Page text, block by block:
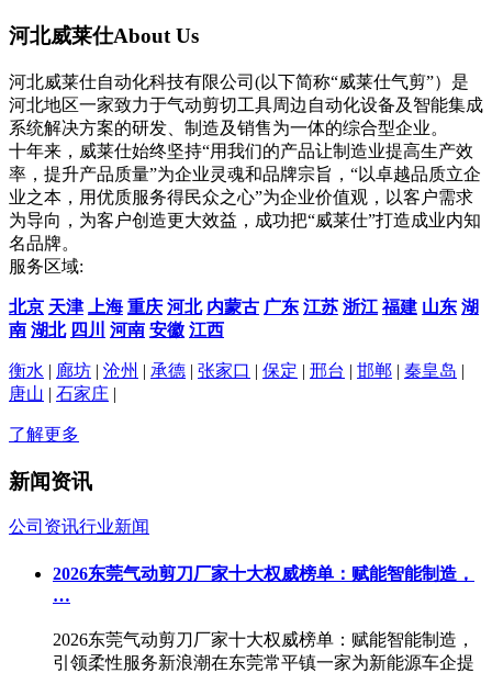
河北威莱仕About Us
河北威莱仕自动化科技有限公司(以下简称“威莱仕气剪”）是
河北地区一家致力于气动剪切工具周边自动化设备及智能集成
系统解决方案的研发、制造及销售为一体的综合型企业。
十年来，威莱仕始终坚持“用我们的产品让制造业提高生产效
率，提升产品质量”为企业灵魂和品牌宗旨，“以卓越品质立企
业之本，用优质服务得民众之心”为企业价值观，以客户需求
为导向，为客户创造更大效益，成功把“威莱仕”打造成业内知
名品牌。
服务区域:
北京 天津 上海 重庆 河北 内蒙古 广东 江苏 浙江 福建 山东 湖
南 湖北 四川 河南 安徽 江西
衡水 | 廊坊 | 沧州 | 承德 | 张家口 | 保定 | 邢台 | 邯郸 | 秦皇岛 |
唐山 | 石家庄 |
了解更多
新闻资讯
公司资讯行业新闻
2026东莞气动剪刀厂家十大权威榜单：赋能智能制造，
…
2026东莞气动剪刀厂家十大权威榜单：赋能智能制造，
引领柔性服务新浪潮在东莞常平镇一家为新能源车企提